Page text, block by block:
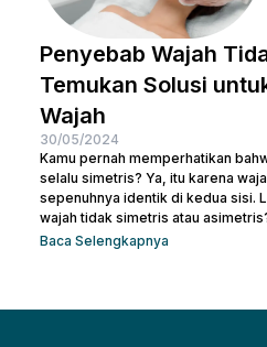
Penyebab Wajah
Temukan Solusi
Wajah
30/05/2024
Kamu pernah memperhatikan
selalu simetris? Ya, itu karena
sepenuhnya identik di kedua sisi.
wajah tidak simetris atau
memengaruhi simetri wajah, mulai
Baca Selengkapnya